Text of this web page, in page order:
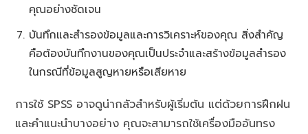
คุณอย่างชัดเจน
บันทึกและสำรองข้อมูลและการวิเคราะห์ของคุณ สิ่งสำคัญ
คือต้องบันทึกงานของคุณเป็นประจำและสร้างข้อมูลสำรอง
ในกรณีที่ข้อมูลสูญหายหรือเสียหาย
การใช้ SPSS อาจดูน่ากลัวสำหรับผู้เริ่มต้น แต่ด้วยการฝึกฝน
และคำแนะนำบางอย่าง คุณจะสามารถใช้เครื่องมืออันทรง